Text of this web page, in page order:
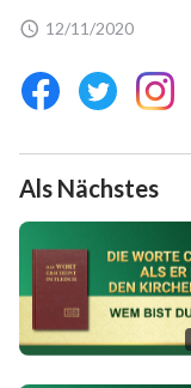
12/11/2020
Als Nächstes